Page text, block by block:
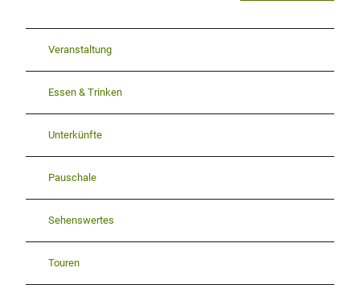
Veranstaltung
Essen & Trinken
Unterkünfte
Pauschale
Sehenswertes
Touren